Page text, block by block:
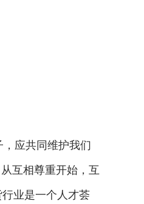
应共同维护我们
互相尊重开始，互
业是一个人才荟